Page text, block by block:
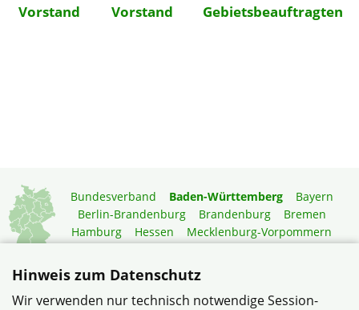
Vorstand
Vorstand
Gebietsbeauftragten
Bundesverband Baden-Württemberg
Bayern
Berlin-Brandenburg
Brandenburg
Bremen
Hamburg
Hessen
Mecklenburg-Vorpommern
Rheinland-Pfalz
Sachsen-Anhalt
Schleswig-Holstein
Hinweis zum Datenschutz
Wir verwenden nur technisch notwendige Session-